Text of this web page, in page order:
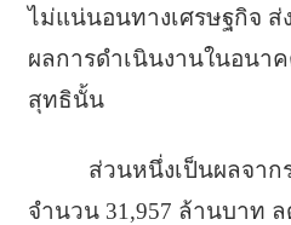
ไม่แน่นอนทางเศรษฐกิจ ส่
ผลการดำเนินงานในอนา
สุทธินั้น
ส่วนหนึ่งเป็นผลจาก
จำนวน 31,957 ล้านบาท